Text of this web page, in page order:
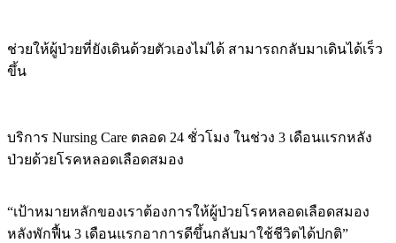
ช่วยให้ผู้ป่วยที่ยังเดินด้วยตัวเองไม่ได้ สามารถกลับมาเดินได้เร็ว
ขึ้น
บริการ Nursing Care ตลอด 24 ชั่วโมง ในช่วง 3 เดือนแรกหลัง
ป่วยด้วยโรคหลอดเลือดสมอง
“เป้าหมายหลักของเราต้องการให้ผู้ป่วยโรคหลอดเลือดสมอง
หลังพักฟื้น 3 เดือนแรกอาการดีขึ้นกลับมาใช้ชีวิตได้ปกติ”